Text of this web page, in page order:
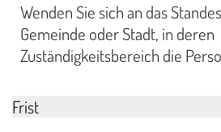
Wenden Sie sich an das
Gemeinde oder Stadt, in deren
Zuständigkeitsbereich die
Frist